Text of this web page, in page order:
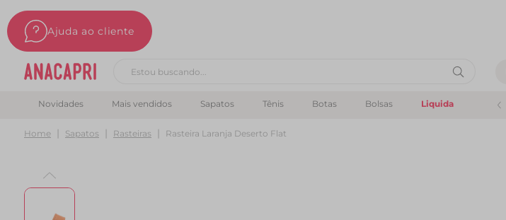
Ajuda ao cliente
Novidades
Mais vendidos Sapatos Tênis Botas Bolsas Liquida
Home Sapatos Rasteiras Rasteira Laranja Deserto Flat